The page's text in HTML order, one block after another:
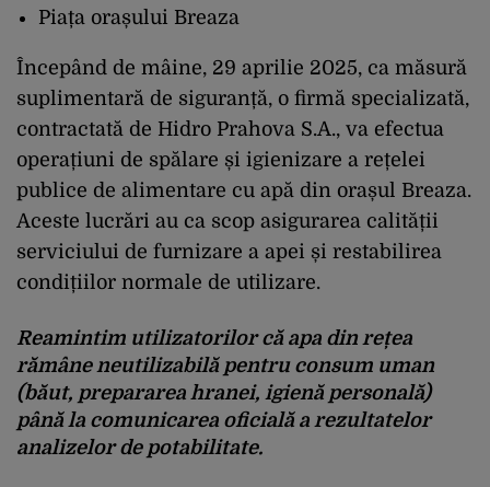
Piața orașului Breaza
Începând de mâine, 29 aprilie 2025, ca măsură
suplimentară de siguranță, o firmă specializată,
contractată de Hidro Prahova S.A., va efectua
operațiuni de spălare și igienizare a rețelei
publice de alimentare cu apă din orașul Breaza.
Aceste lucrări au ca scop asigurarea calității
serviciului de furnizare a apei și restabilirea
condițiilor normale de utilizare.
Reamintim utilizatorilor că apa din rețea
rămâne neutilizabilă pentru consum uman
(băut, prepararea hranei, igienă personală)
până la comunicarea oficială a rezultatelor
analizelor de potabilitate.